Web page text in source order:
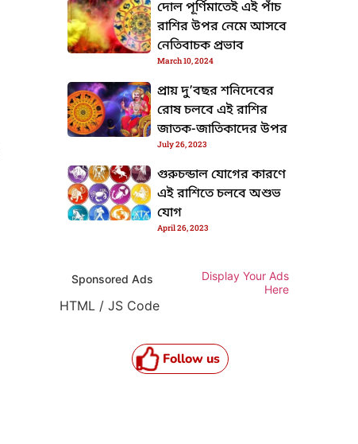
দোল পূর্ণিমাতেই এই পাঁচ
রাশির উপর নেমে আসবে
নেতিবাচক প্রভাব
March 10, 2024
প্রায় দু’বছর শনিদেবের
রোষ চলবে এই রাশির
জাতক-জাতিকাদের উপর
July 26, 2023
গুরুচন্ডাল যোগের কারণে
এই রাশিতে চলবে অশুভ
যোগ
April 26, 2023
Sponsored Ads
Display Your Ads
Here
HTML / JS Code
Follow us